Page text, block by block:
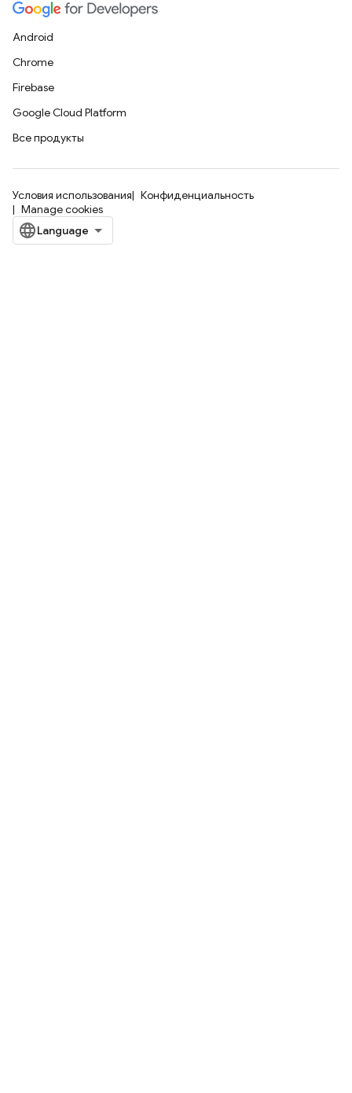
Android
Chrome
Firebase
Google Cloud Platform
Все продукты
Условия использования
Конфиденциальность
Manage cookies